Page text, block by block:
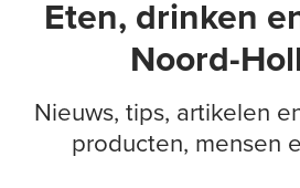
Eten, drinken
Noord-
Nieuws, tips, artikelen
producten, mensen